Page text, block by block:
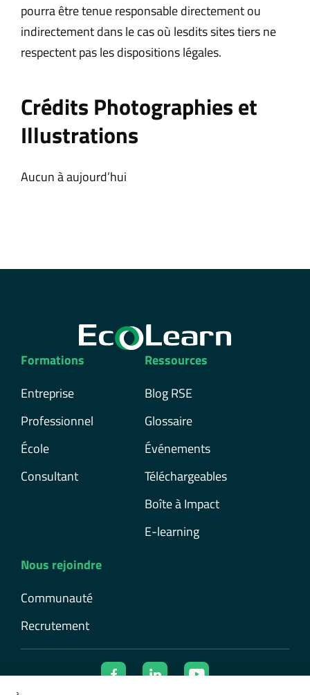
pourra être tenue responsable directement ou
indirectement dans le cas où lesdits sites tiers ne
respectent pas les dispositions légales.
Crédits Photographies et
Illustrations
Aucun à aujourd’hui
Formations
Entreprise
Professionnel
École
Consultant
Ressources
Blog RSE
Glossaire
Événements
Téléchargeables
Boîte à Impact
E-learning
Nous rejoindre
Communauté
Recrutement